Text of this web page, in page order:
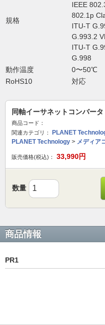
規格
IEEE
802.1p
ITU-T
G.993.2
ITU-T
G.998
動作温度
0〜50℃
RoHS10
対応
同軸イーサネットコンバー
商品コード：
関連カテゴリ：
PLANET
PLANET Technology > メディア
販売価格(税込)： 33,990円
数量
商品情報
PR1